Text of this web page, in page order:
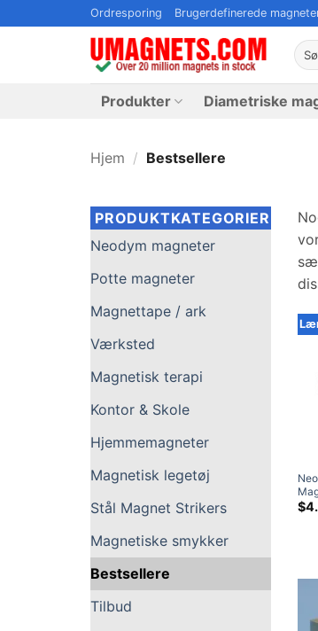
til
Ordresporing Brugerdefinerede
Søg
Produkter Diametriske
Hjem / Bestsellere
PRODUKTKATEGORIER
Neodym magneter
Potte magneter
Magnettape / ark
Værksted
Magnetisk terapi
Kontor & Skole
Hjemmemagneter
Magnetisk legetøj
Stål Magnet Strikers
Magnetiske smykker
Bestsellere
Tilbud
$